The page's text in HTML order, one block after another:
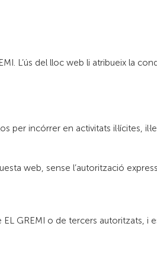
L’ús del lloc web li atribueix la
per incórrer en activitats il·lícites,
web, sense l’autorització
GREMI o de tercers autoritzats, i